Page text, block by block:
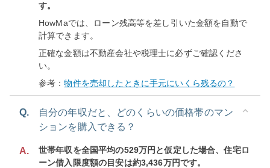
す。
HowMaでは、ローン残高等を差し引いた金額を自動で
計算できます。
正確な金額は不動産会社や税理士に必ずご確認くださ
い。
参考：物件を売却したときに手元にいくら残るの？
Q.
自分の年収だと、どのくらいの価格帯のマン
ションを購入できる？
A.
世帯年収を全国平均の529万円と仮定した場合、住宅ロ
ーン借入限度額の目安は約3,436万円です。